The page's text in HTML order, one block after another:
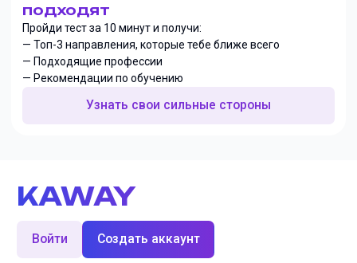
подходят
Пройди тест за 10 минут и получи:
— Топ-3 направления, которые тебе ближе всего
— Подходящие профессии
— Рекомендации по обучению
Узнать свои сильные стороны
KAWAY
Войти Создать аккаунт